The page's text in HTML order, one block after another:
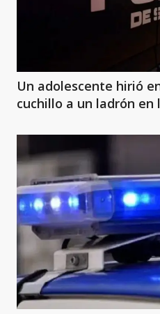
Un adolescente hirió
cuchillo a un ladrón en